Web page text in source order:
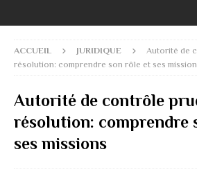
ACCUEIL JURIDIQUE
Autorité de
résolution: comprendre son rôle et ses
Autorité de contrôle
résolution: comprendre
ses missions